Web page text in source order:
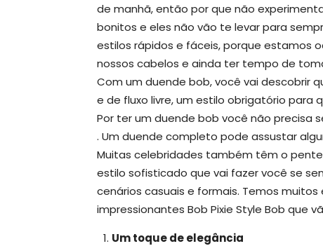
de manhã, então por que não
bonitos e eles não vão te levar para
estilos rápidos e fáceis, porque estamos
nossos cabelos e ainda ter tempo de
Com um duende bob, você vai descobrir
e de fluxo livre, um estilo obrigatório para
Por ter um duende bob você não precisa
. Um duende completo pode assustar
Muitas celebridades também têm o
estilo sofisticado que vai fazer você se
cenários casuais e formais. Temos
impressionantes Bob Pixie Style Bob que
Um toque de elegância